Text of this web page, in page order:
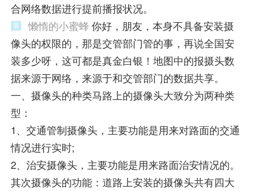
合网络数据进行提前播报状况。
懒惰的小蜜蜂 你好，朋友，本身不具备安装摄
像头的权限的，那是交管部门管的事，再说全国安
装多少呀，这可都是真金白银！地图中的报摄头数
据来源于网络，来源于和交管部门的数据共享。
一、摄像头的种类马路上的摄像头大致分为两种类
型：
1、交通管制摄像头，主要功能是用来对路面的交通
情况进行实时;
2、治安摄像头，主要功能是用来路面治安情况的。
其次摄像头的功能：道路上安装的摄像头共有四大